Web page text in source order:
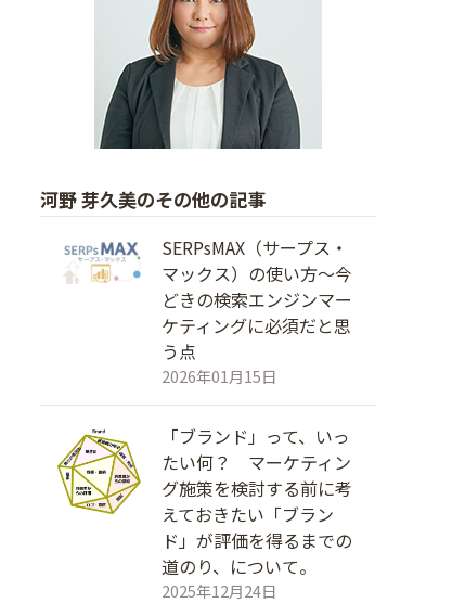
河野 芽久美のその他の記事
SERPsMAX（サープス・
マックス）の使い方～今
どきの検索エンジンマー
ケティングに必須だと思
う点
2026年01月15日
「ブランド」って、いっ
たい何？ マーケティン
グ施策を検討する前に考
えておきたい「ブラン
ド」が評価を得るまでの
道のり、について。
2025年12月24日